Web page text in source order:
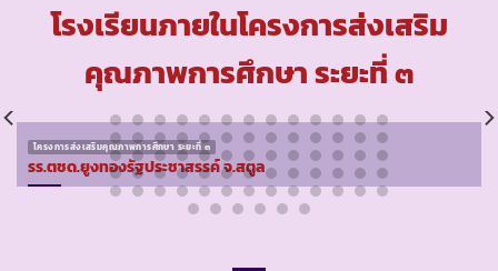
โรงเรียนภายในโครงการส่งเสริม
คุณภาพการศึกษา ระยะที่ ๓
โครงการส่งเสริมคุณภาพการศึกษา ระยะที่ ๓
รร.ตชด.ยูงทองรัฐประชาสรรค์ จ.สตูล